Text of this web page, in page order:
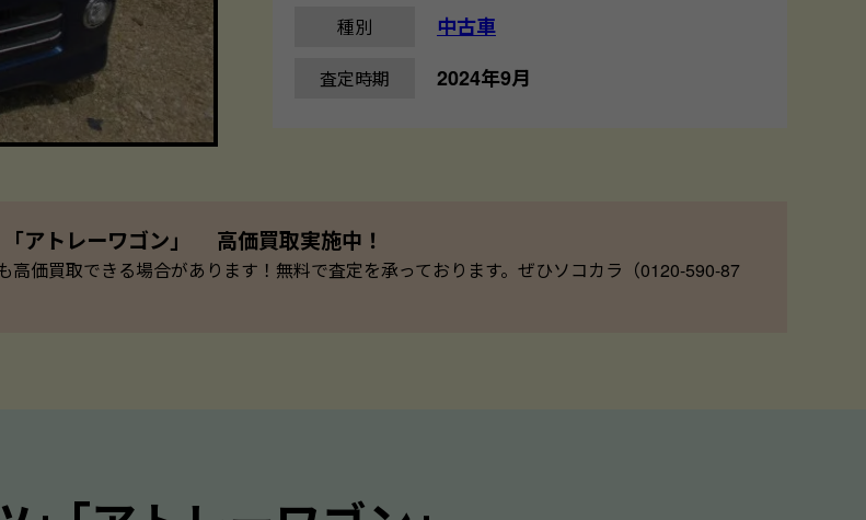
種別 中古車
査定時期 2024年9月
「アトレーワゴン」 高価買取実施中！
価買取できる場合があります！無料で査定を承っております。ぜひソコカラ（0120-590-87